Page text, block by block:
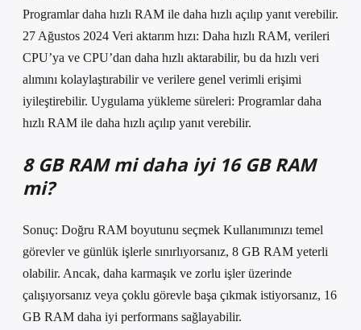
Programlar daha hızlı RAM ile daha hızlı açılıp yanıt verebilir.
27 Ağustos 2024 Veri aktarım hızı: Daha hızlı RAM, verileri
CPU’ya ve CPU’dan daha hızlı aktarabilir, bu da hızlı veri
alımını kolaylaştırabilir ve verilere genel verimli erişimi
iyileştirebilir. Uygulama yükleme süreleri: Programlar daha
hızlı RAM ile daha hızlı açılıp yanıt verebilir.
8 GB RAM mi daha iyi 16 GB RAM
mi?
Sonuç: Doğru RAM boyutunu seçmek Kullanımınızı temel
görevler ve günlük işlerle sınırlıyorsanız, 8 GB RAM yeterli
olabilir. Ancak, daha karmaşık ve zorlu işler üzerinde
çalışıyorsanız veya çoklu görevle başa çıkmak istiyorsanız, 16
GB RAM daha iyi performans sağlayabilir.